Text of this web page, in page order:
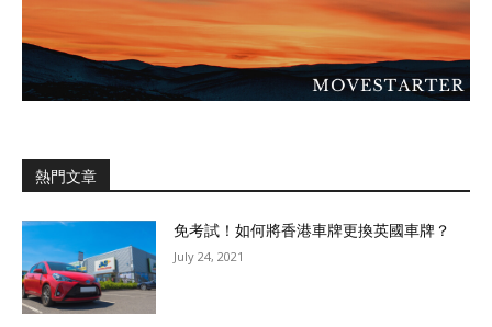
熱門文章
免考試！如何將香港車牌更換英國車牌？
July 24, 2021